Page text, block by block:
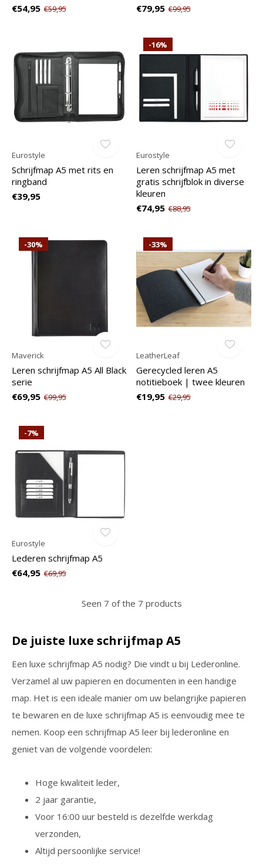
€54,95 €59,95
€79,95 €99,95
Eurostyle
Schrijfmap A5 met rits en
ringband
€39,95
-16%
Eurostyle
Leren schrijfmap A5 met
gratis schrijfblok in diverse
kleuren
€74,95 €88,95
-30%
Maverick
Leren schrijfmap A5 All Black
serie
€69,95 €99,95
-33%
LeatherLeaf
Gerecycled leren A5
notitieboek | twee kleuren
€19,95 €29,95
-7%
Eurostyle
Lederen schrijfmap A5
€64,95 €69,95
Seen 7 of the 7 products
De juiste luxe schrijfmap A5
Een luxe schrijfmap A5 nodig? Die vindt u bij Lederonline.
Verzamel al uw papieren en documenten in een handige
map. Het is een ideale manier om uw belangrijke papieren
te bewaren en de luxe schrijfmap A5 is eenvoudig mee te
nemen. Koop een schrijfmap A5 leer bij lederonline en
geniet van de volgende voordelen:
Hoge kwaliteit leder,
2 jaar garantie,
Voor 16:00 uur besteld is dezelfde werkdag
verzonden,
Altijd persoonlijke service!